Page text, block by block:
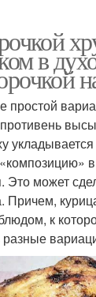
в
простой
Это может
к
разные